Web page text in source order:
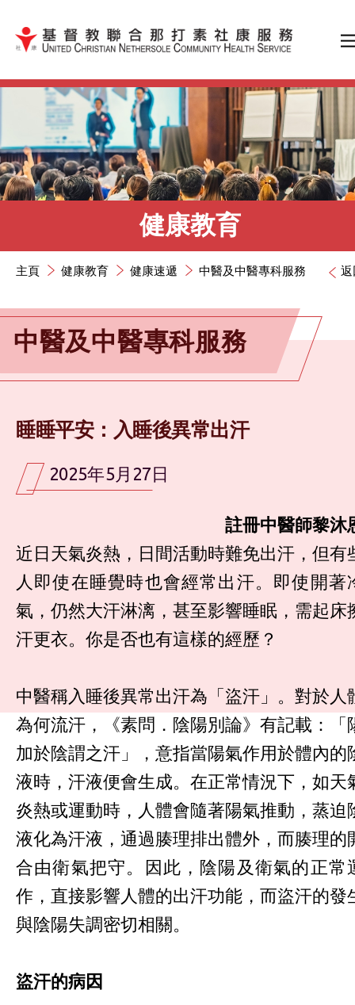
跳到內容（按輸入鍵）
健康教育
返
主頁 健康教育 健康速遞 中醫及中醫專科服務
中醫及中醫專科服務
睡睡平安：入睡後異常出汗
2025年5月27日
註冊中醫師黎沐
近日天氣炎熱，日間活動時難免出汗，但有
人即使在睡覺時也會經常出汗。即使開著
氣，仍然大汗淋漓，甚至影響睡眠，需起床
汗更衣。你是否也有這樣的經歷？
中醫稱入睡後異常出汗為「盜汗」。對於人
為何流汗，《素問．陰陽別論》有記載：「
加於陰謂之汗」，意指當陽氣作用於體內的
液時，汗液便會生成。在正常情況下，如天
炎熱或運動時，人體會隨著陽氣推動，蒸迫
液化為汗液，通過腠理排出體外，而腠理的
合由衛氣把守。因此，陰陽及衛氣的正常
作，直接影響人體的出汗功能，而盜汗的發
與陰陽失調密切相關。
盜汗的病因